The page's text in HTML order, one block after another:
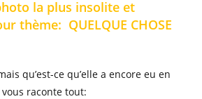
la plus insolite et
thème: QUELQUE CHOSE
qu’est-ce qu’elle a encore eu en
raconte tout: